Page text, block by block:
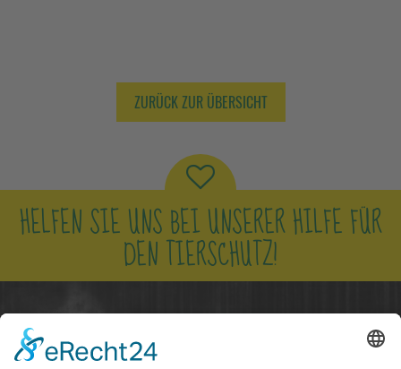
ZURÜCK ZUR ÜBERSICHT
HELFEN SIE UNS BEI UNSERER HILFE FÜR
DEN TIERSCHUTZ!